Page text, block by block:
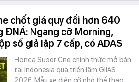
chốt giá quy đổi hơn 640
ĐNÁ: Ngang cỡ Morning,
số giả lập 7 cấp, có ADAS
Honda Super One chính thức mở bán
tại Indonesia qua triển lãm GIIAS